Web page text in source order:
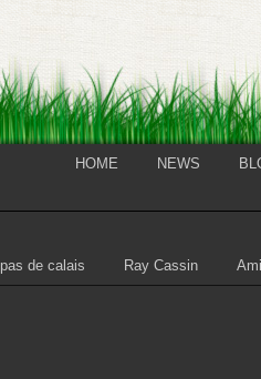
HOME NEWS
pas de calais Ray Cassin